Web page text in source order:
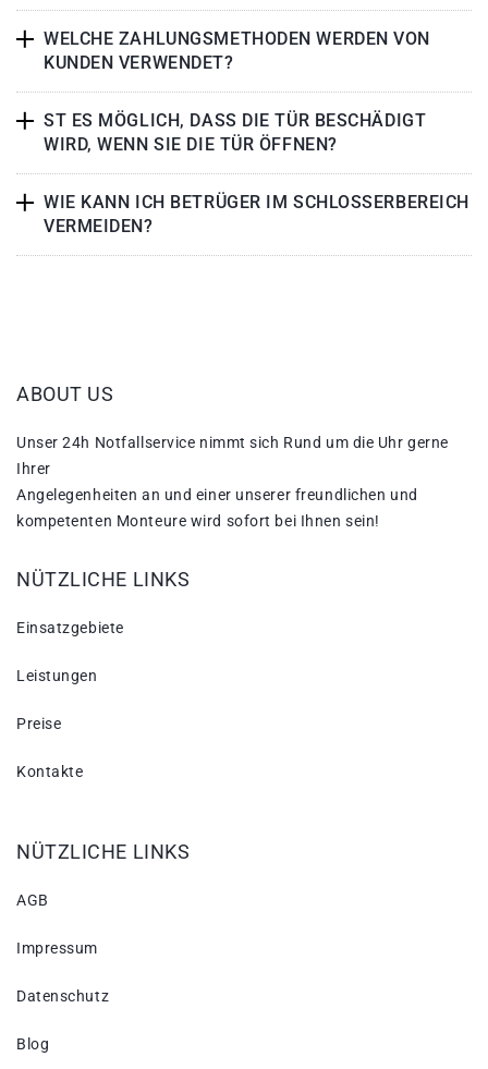
WELCHE ZAHLUNGSMETHODEN WERDEN VON
KUNDEN VERWENDET?
ST ES MÖGLICH, DASS DIE TÜR BESCHÄDIGT
WIRD, WENN SIE DIE TÜR ÖFFNEN?
WIE KANN ICH BETRÜGER IM SCHLOSSERBEREICH
VERMEIDEN?
ABOUT US
Unser 24h Notfallservice nimmt sich Rund um die Uhr gerne
Ihrer
Angelegenheiten an und einer unserer freundlichen und
kompetenten Monteure wird sofort bei Ihnen sein!
NÜTZLICHE LINKS
Einsatzgebiete
Leistungen
Preise
Kontakte
NÜTZLICHE LINKS
AGB
Impressum
Datenschutz
Blog